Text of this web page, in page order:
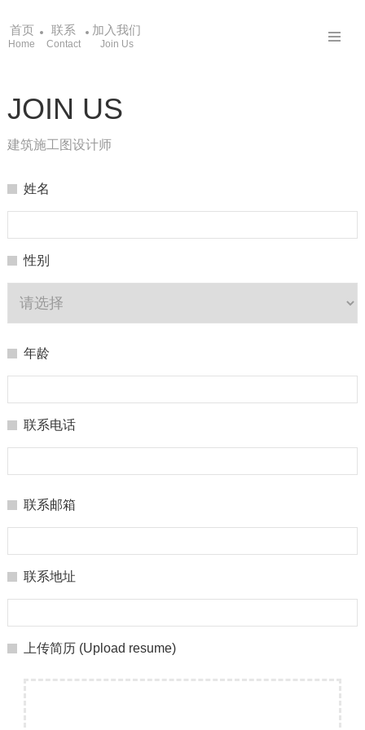
首页
Home
联系
Contact
加入我们
Join Us
JOIN US
建筑施工图设计师
姓名
性别
年龄
联系电话
联系邮箱
联系地址
上传简历 (Upload resume)